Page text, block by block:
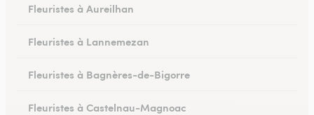
Fleuristes à Aureilhan
Fleuristes à Lannemezan
Fleuristes à Bagnères-de-Bigorre
Fleuristes à Castelnau-Magnoac